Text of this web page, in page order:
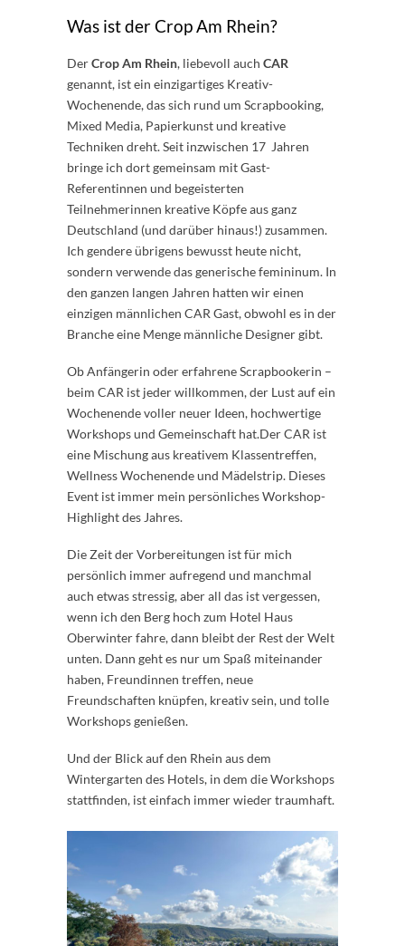
Was ist der Crop Am Rhein?
DerCrop Am Rhein, liebevoll auch CAR
genannt, ist ein einzigartiges Kreativ-
Wochenende, das sich rund um Scrapbooking,
Mixed Media, Papierkunst und kreative
Techniken dreht. Seit inzwischen 17 Jahren
bringe ich dort gemeinsam mit Gast-
Referentinnen und begeisterten
Teilnehmerinnen kreative Köpfe aus ganz
Deutschland (und darüber hinaus!) zusammen.
Ich gendere übrigens bewusst heute nicht,
sondern verwende das generische femininum. In
den ganzen langen Jahren hatten wir einen
einzigen männlichen CAR Gast, obwohl es in der
Branche eine Menge männliche Designer gibt.
Ob Anfängerin oder erfahrene Scrapbookerin –
beim CAR ist jeder willkommen, der Lust auf ein
Wochenende voller neuer Ideen, hochwertige
Workshops und Gemeinschaft hat.Der CAR ist
eine Mischung aus kreativem Klassentreffen,
Wellness Wochenende und Mädelstrip. Dieses
Event ist immer mein persönliches Workshop-
Highlight des Jahres.
Die Zeit der Vorbereitungen ist für mich
persönlich immer aufregend und manchmal
auch etwas stressig, aber all das ist vergessen,
wenn ich den Berg hoch zum Hotel Haus
Oberwinter fahre, dann bleibt der Rest der Welt
unten. Dann geht es nur um Spaß miteinander
haben, Freundinnen treffen, neue
Freundschaften knüpfen, kreativ sein, und tolle
Workshops genießen.
Und der Blick auf den Rhein aus dem
Wintergarten des Hotels, in dem die Workshops
stattfinden, ist einfach immer wieder traumhaft.